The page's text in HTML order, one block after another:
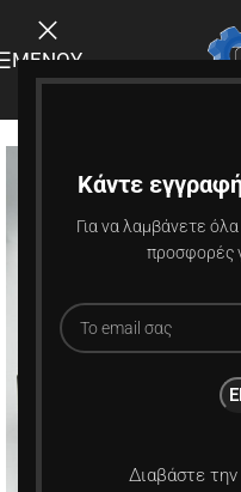
Κάντε
Για να λαμβάνετε
προσφορές
Διαβάστε την
ΜΕΝΟΎ